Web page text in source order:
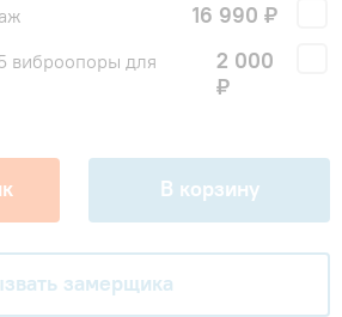
16 990 ₽
виброопоры для
2 000
₽
В корзину
замерщика